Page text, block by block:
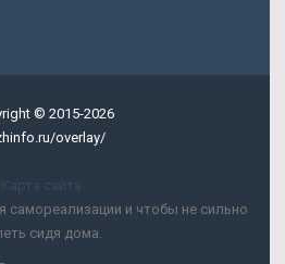
© 2015-2026
overlay/
Карта сайта
самореализации и чтобы не сильно
сидя дома.